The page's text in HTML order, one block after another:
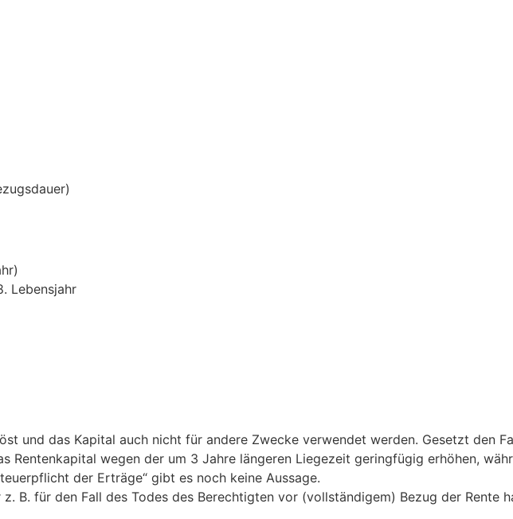
Lebensjahr
und das Kapital auch nicht für andere Zwecke verwendet werden. Gesetzt den
Rentenkapital wegen der um 3 Jahre längeren Liegezeit geringfügig erhöhen,
der Erträge“ gibt es noch keine Aussage.
B. für den Fall des Todes des Berechtigten vor (vollständigem) Bezug der Rente